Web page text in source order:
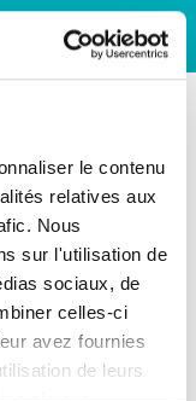
le contenu
relatives aux
Nous
sur l'utilisation de
sociaux, de
celles-ci
avez fournies
de leurs